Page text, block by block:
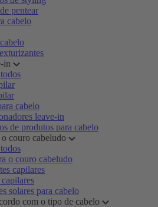
pentear
cabelo
in
cabelo
leave-in
de produtos para cabelo
couro cabeludo
o couro cabeludo
capilares
solares para cabelo
com o tipo de cabelo